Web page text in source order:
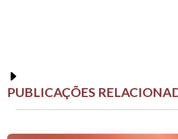
PUBLICAÇÕES